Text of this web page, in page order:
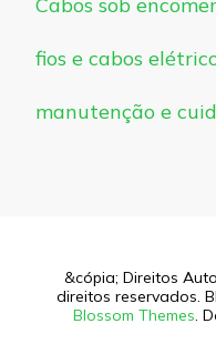
fios e cabos
manutenção e
&cópia; Direitos
direitos reservados.
Blossom Themes.